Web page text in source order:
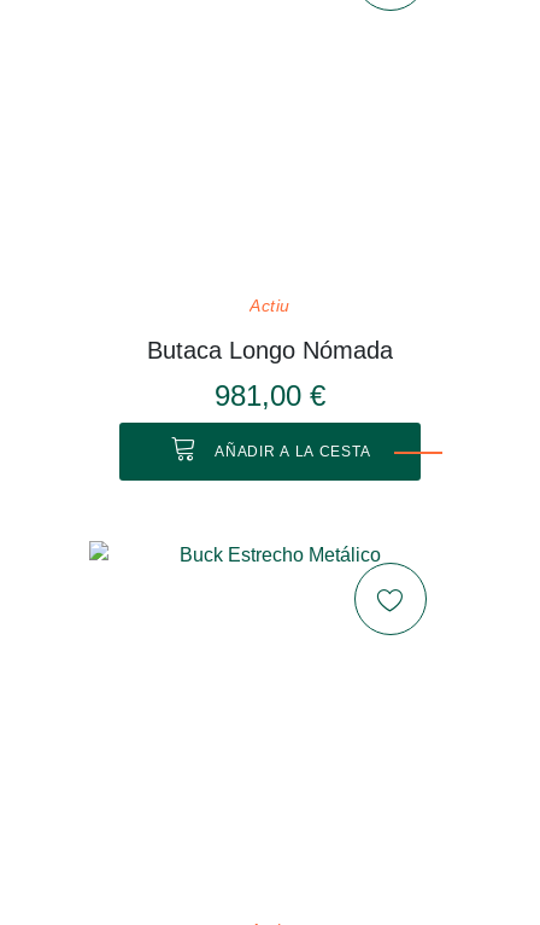
Actiu
Butaca Longo Nómada
981,00 €
AÑADIR A LA CESTA